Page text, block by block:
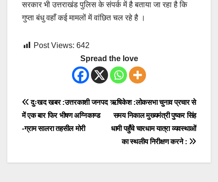
सरकार भी उत्तराखंड पुलिस के संपर्क में है बताया जा रहा है कि
गुप्ता बंधु वहाँ कई मामलों में वांछित चल रहे है ।
Post Views: 642
Spread the love
Post
navigation
ऋषिकेश :लोकसभा चुनाव प्रचार से
समय निकाल मुख्यमंत्री पुष्कर सिंह
धामी पहुँचे चारधाम यात्रा व्यवस्थाओं
का स्थलीय निरीक्षण करने :
दुःखद खबर :उत्तरकाशी जनपद
में एक बार फिर भीषण अग्निकाण्ड
-ग्राम सालरा तहसील मोरी